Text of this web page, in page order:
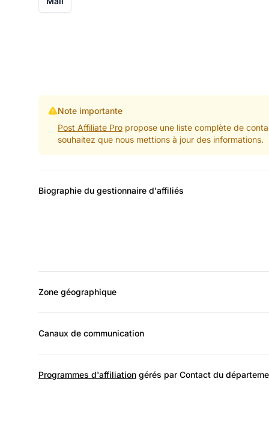
Note importante
Post Affiliate Propropose une liste complète de
souhaitez que nous mettions à jour des informations.
Biographie du gestionnaire d'affiliés
Zone géographique
Canaux de communication
Programmes d'affiliation gérés par Contact du